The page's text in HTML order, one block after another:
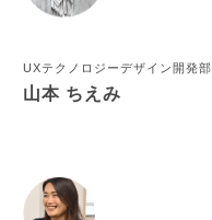
座談会
ENVIRONMENT
CAREER
UXテクノロジーデザイン開発部
山本 ちえみ